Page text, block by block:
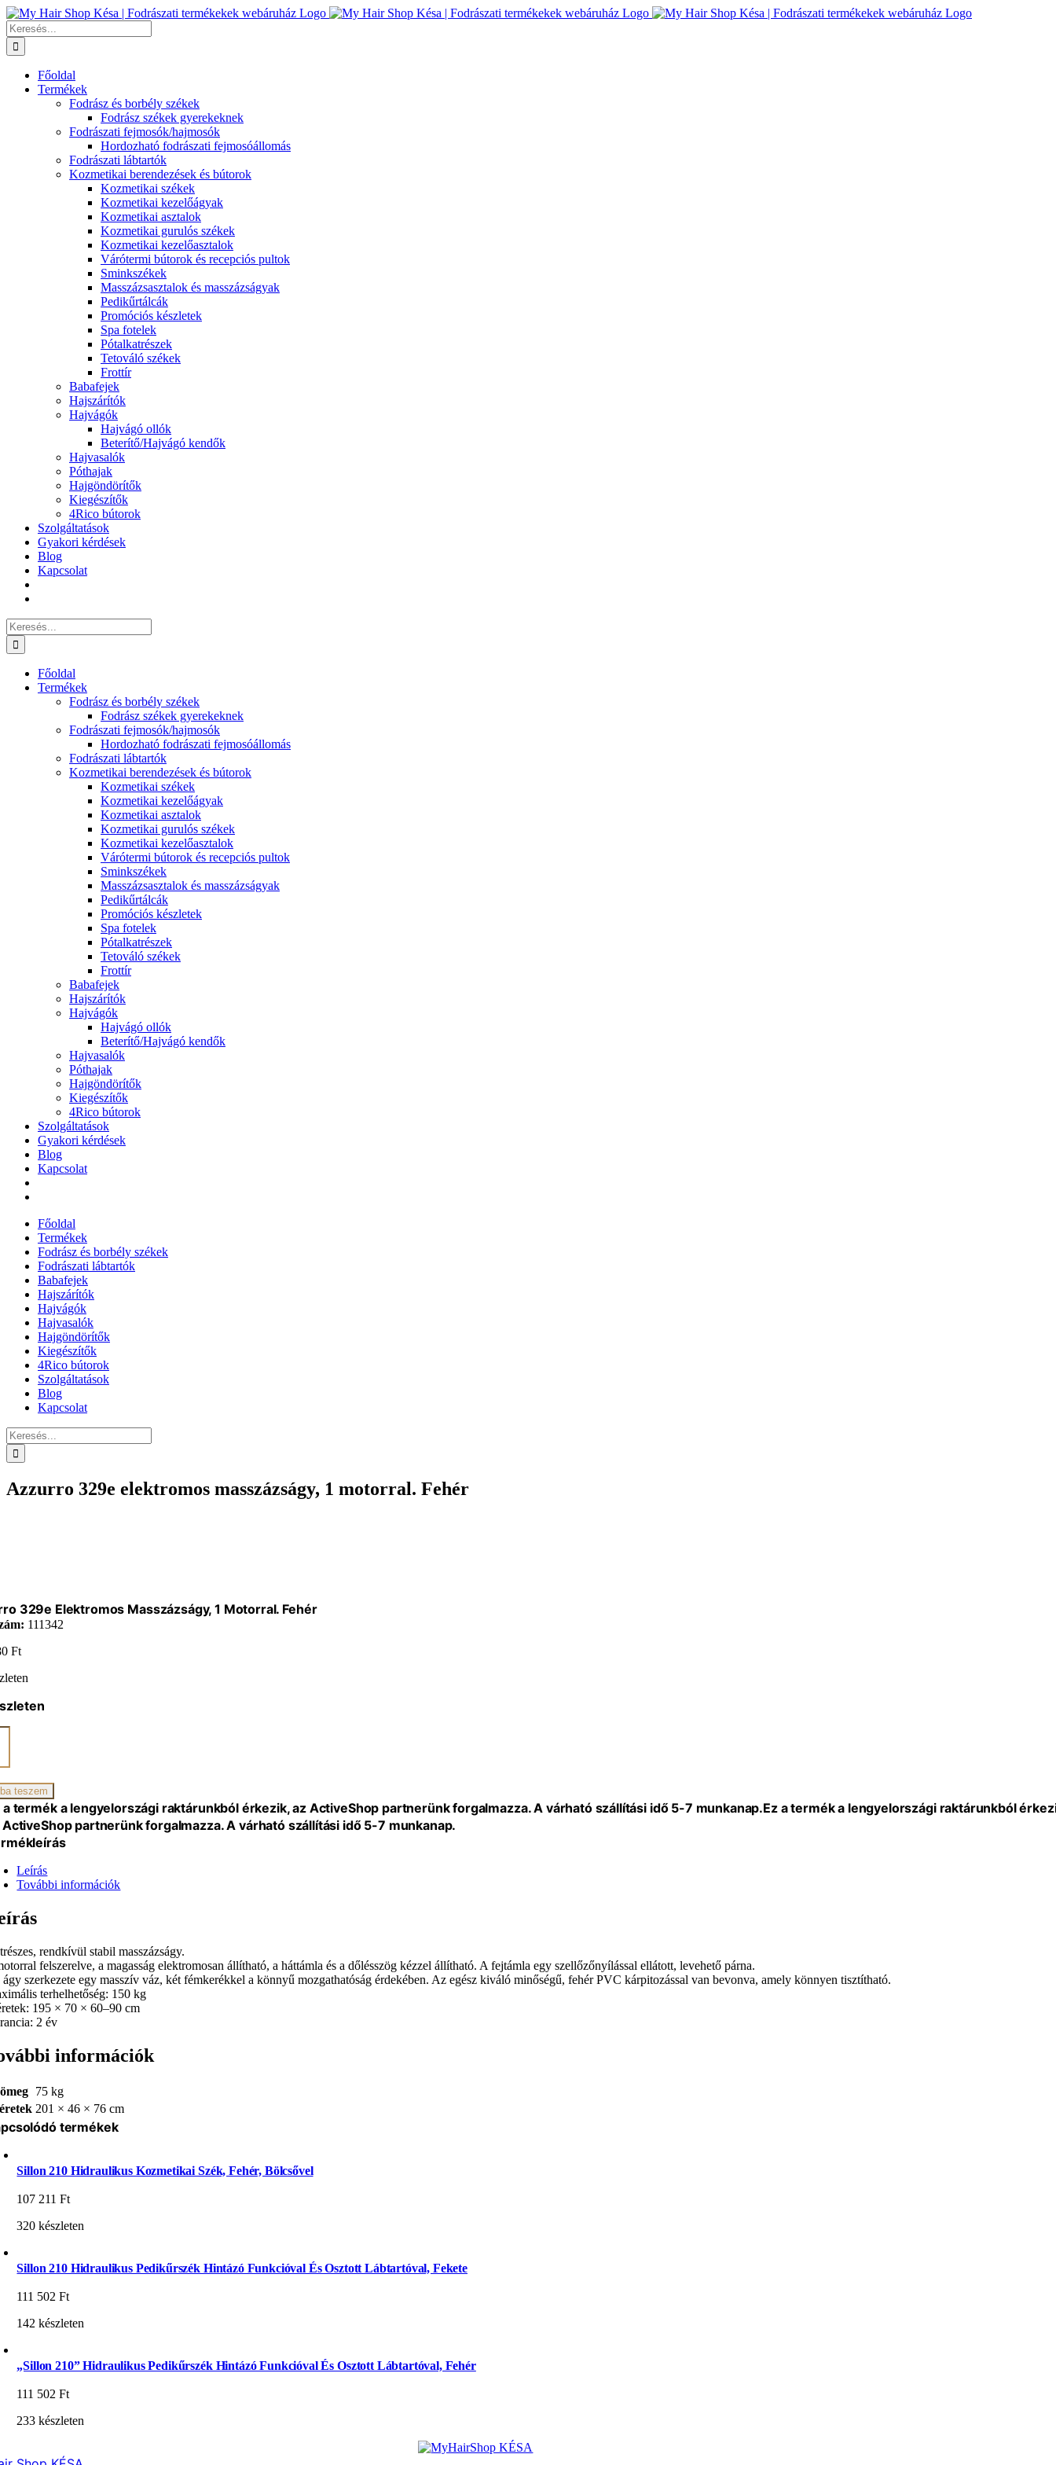
Kihagyás
Keresés...
Főoldal
Termékek
Fodrász és borbély székek
Fodrász székek gyerekeknek
Fodrászati fejmosók/hajmosók
Hordozható fodrászati fejmosóállomás
Fodrászati lábtartók
Kozmetikai berendezések és bútorok
Kozmetikai székek
Kozmetikai kezelőágyak
Kozmetikai asztalok
Kozmetikai gurulós székek
Kozmetikai kezelőasztalok
Várótermi bútorok és recepciós pultok
Sminkszékek
Masszázsasztalok és masszázságyak
Pedikűrtálcák
Promóciós készletek
Spa fotelek
Pótalkatrészek
Tetováló székek
Frottír
Babafejek
Hajszárítók
Hajvágók
Hajvágó ollók
Beterítő/Hajvágó kendők
Hajvasalók
Póthajak
Hajgöndörítők
Kiegészítők
4Rico bútorok
Szolgáltatások
Gyakori kérdések
Blog
Kapcsolat
Keresés...
Főoldal
Termékek
Fodrász és borbély székek
Fodrász székek gyerekeknek
Fodrászati fejmosók/hajmosók
Hordozható fodrászati fejmosóállomás
Fodrászati lábtartók
Kozmetikai berendezések és bútorok
Kozmetikai székek
Kozmetikai kezelőágyak
Kozmetikai asztalok
Kozmetikai gurulós székek
Kozmetikai kezelőasztalok
Várótermi bútorok és recepciós pultok
Sminkszékek
Masszázsasztalok és masszázságyak
Pedikűrtálcák
Promóciós készletek
Spa fotelek
Pótalkatrészek
Tetováló székek
Frottír
Babafejek
Hajszárítók
Hajvágók
Hajvágó ollók
Beterítő/Hajvágó kendők
Hajvasalók
Póthajak
Hajgöndörítők
Kiegészítők
4Rico bútorok
Szolgáltatások
Gyakori kérdések
Blog
Kapcsolat
Főoldal
Termékek
Fodrász és borbély székek
Fodrászati lábtartók
Babafejek
Hajszárítók
Hajvágók
Hajvasalók
Hajgöndörítők
Kiegészítők
4Rico bútorok
Szolgáltatások
Blog
Kapcsolat
Keresés...
Azzurro 329e elektromos masszázságy, 1 motorral. Fehér
329e Elektromos Masszázságy, 1 Motorral. Fehér
111342
Ft
teszem
a termék a lengyelországi raktárunkból érkezik, az ActiveShop partnerünk forgalmazza. A várható szállítási idő 5-7 munkanap.Ez a termék a lengyelországi raktárunkból
ActiveShop partnerünk forgalmazza. A várható szállítási idő 5-7 munkanap.
Leírás
További információk
rendkívül stabil masszázságy.
felszerelve, a magasság elektromosan állítható, a háttámla és a dőlésszög kézzel állítható. A fejtámla egy szellőzőnyílással ellátott, levehető párna.
szerkezete egy masszív váz, két fémkerékkel a könnyű mozgathatóság érdekében. Az egész kiváló minőségű, fehér PVC kárpitozással van bevonva, amely könnyen tisztítható.
terhelhetőség: 150 kg
195 × 70 × 60–90 cm
2 év
információk
75 kg
201 × 46 × 76 cm
termékek
Sillon 210 Hidraulikus Kozmetikai Szék, Fehér, Bölcsővel
107 211Ft
320 készleten
Sillon 210 Hidraulikus Pedikűrszék Hintázó Funkcióval És Osztott Lábtartóval, Fekete
111 502Ft
142 készleten
„Sillon 210” Hidraulikus Pedikűrszék Hintázó Funkcióval És Osztott Lábtartóval, Fehér
111 502Ft
233 készleten